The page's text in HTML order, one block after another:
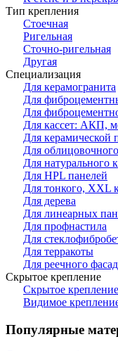
Тип крепления
Стоечная
Ригельная
Сточно-ригельная
Другая
Специализация
Для керамогранита
Для
Для
Для кассет: АКП,
Для керамической
Для
Для натурального
Для HPL панелей
Для тонкого, XXL
Для дерева
Для линеарных
Для профнастила
Для
Для терракоты
Для реечного
Скрытое крепление
Скрытое крепление
Видимое
Популярные